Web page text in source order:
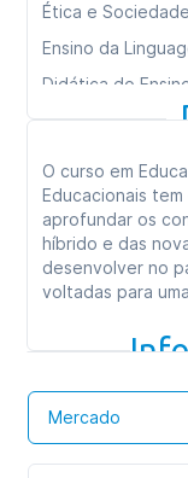
Ética e
Ensino da
Didática do
Processos
Ambientes
Instrucional (36h)
Carga horária
Formato das
O curso em
Educacionais
aprofundar os
híbrido e das
desenvolver no
voltadas para
Mercado